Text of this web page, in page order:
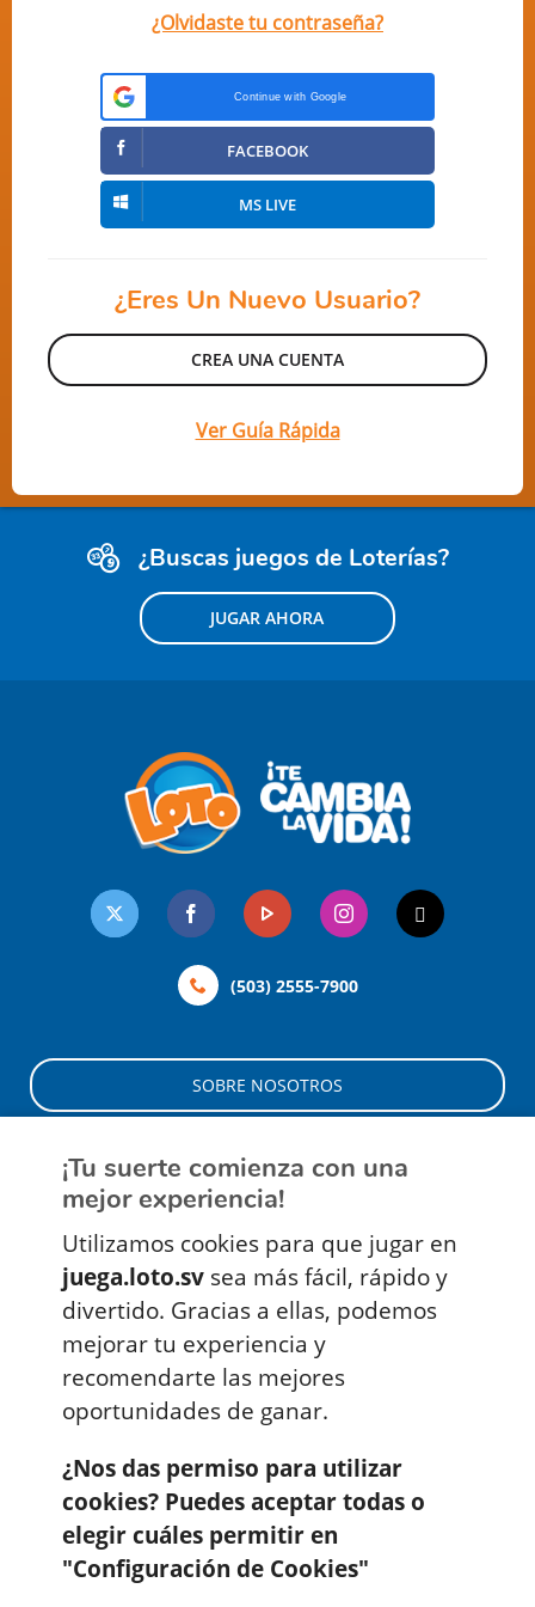
¡Tu suerte comienza con una
mejor experiencia!
Utilizamos cookies para que jugar en
juega.loto.sv sea más fácil, rápido y
divertido. Gracias a ellas, podemos
mejorar tu experiencia y
recomendarte las mejores
oportunidades de ganar.
¿Nos das permiso para utilizar
cookies? Puedes aceptar todas o
elegir cuáles permitir en
"Configuración de Cookies"
¿Olvidaste tu contraseña?
Continue with Google
FACEBOOK
MS LIVE
¿Eres Un Nuevo Usuario?
Ver Guía Rápida
¿Buscas juegos de Loterías?
JUGAR AHORA
(503) 2555-7900
SOBRE NOSOTROS
AYUDA
CONTÁCTENOS
Política de privacidad
Términos y condiciones
Revisión: 2.8619-1